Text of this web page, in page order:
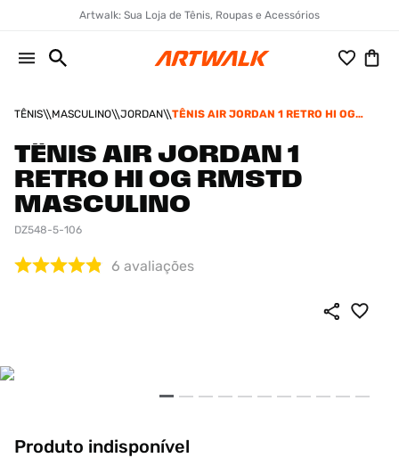
Artwalk: Sua Loja de Tênis, Roupas e Acessórios
TÊNIS MASCULINO JORDAN
TÊNIS AIR JORDAN 1 RETRO HI OG
TÊNIS AIR JORDAN 1
RETRO HI OG RMSTD
MASCULINO
DZ548-5-106
6 avaliações
Produto indisponível